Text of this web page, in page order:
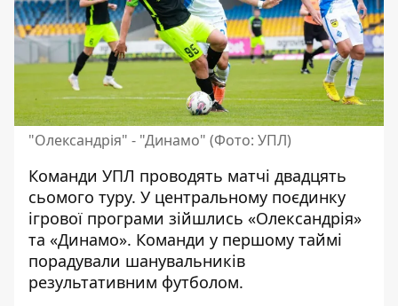
"Олександрія" - "Динамо" (Фото: УПЛ)
Команди УПЛ проводять матчі двадцять
сьомого туру. У центральному поєдинку
ігрової програми зійшлись «Олександрія»
та «Динамо». Команди у першому таймі
порадували шанувальників
результативним футболом.